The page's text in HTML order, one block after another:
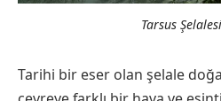
Tarsus
Tarihi bir eser olan şelale